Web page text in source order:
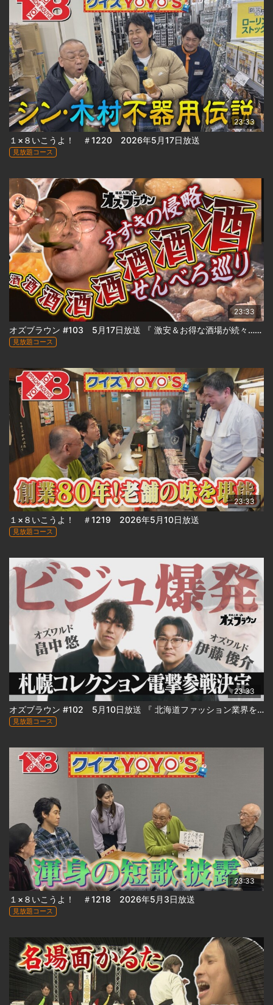
23:33
１×８いこうよ！ ＃1220 2026年5月17日放送
見放題コース
23:33
オズブラウン #103 5月17日放送 『 激安＆お得な酒場が続々…ススキノ侵略！せんべろ巡り（前編） 』
見放題コース
23:33
１×８いこうよ！ ＃1219 2026年5月10日放送
見放題コース
23:33
オズブラウン #102 5月10日放送 『 北海道ファッション業界を侵略！サッポロコレクションへの道 』
見放題コース
23:33
１×８いこうよ！ ＃1218 2026年5月3日放送
見放題コース